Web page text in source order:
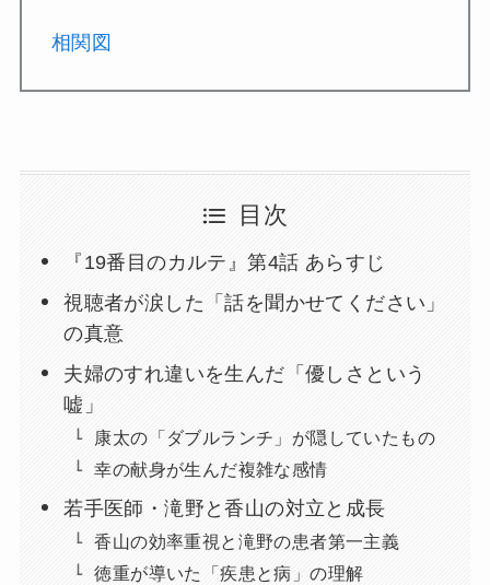
相関図
目次
『19番目のカルテ』第4話 あらすじ
視聴者が涙した「話を聞かせてください」
の真意
夫婦のすれ違いを生んだ「優しさという
嘘」
康太の「ダブルランチ」が隠していたもの
幸の献身が生んだ複雑な感情
若手医師・滝野と香山の対立と成長
香山の効率重視と滝野の患者第一主義
徳重が導いた「疾患と病」の理解